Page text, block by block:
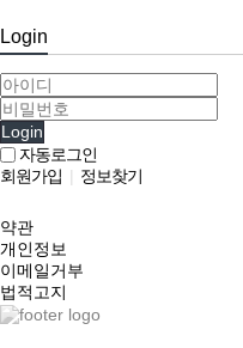
Login
Login
자동로그인
회원가입 | 정보찾기
약관
개인정보
이메일거부
법적고지